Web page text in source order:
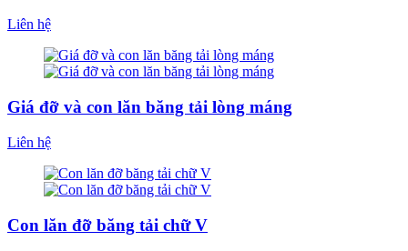
Liên hệ
Giá đỡ và con lăn băng tải lòng máng
Liên hệ
Con lăn đỡ băng tải chữ V